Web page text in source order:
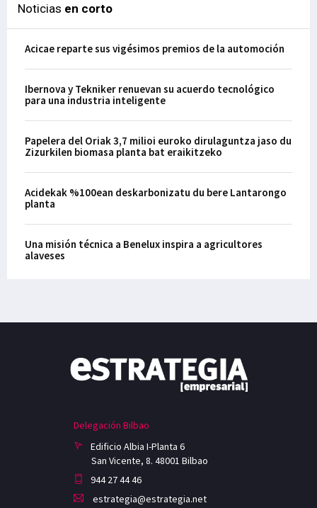
Noticias en corto
Acicae reparte sus vigésimos premios de la automoción
Ibernova y Tekniker renuevan su acuerdo tecnológico
para una industria inteligente
Papelera del Oriak 3,7 milioi euroko dirulaguntza jaso du
Zizurkilen biomasa planta bat eraikitzeko
Acidekak %100ean deskarbonizatu du bere Lantarongo
planta
Una misión técnica a Benelux inspira a agricultores
alaveses
Delegación Bilbao
Edificio Albia I-Planta 6
San Vicente, 8. 48001 Bilbao
944 27 44 46
estrategia@estrategia.net